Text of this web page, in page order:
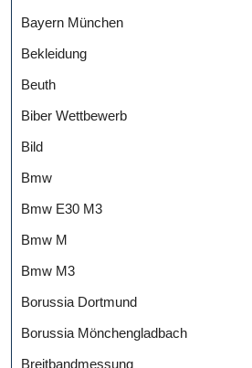
Bayern München
Bekleidung
Beuth
Biber Wettbewerb
Bild
Bmw
Bmw E30 M3
Bmw M
Bmw M3
Borussia Dortmund
Borussia Mönchengladbach
Breitbandmessung